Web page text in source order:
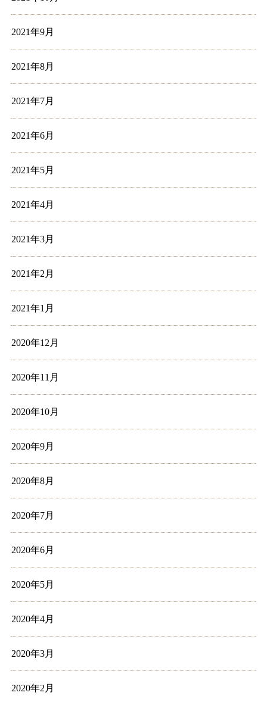
2021年9月
2021年8月
2021年7月
2021年6月
2021年5月
2021年4月
2021年3月
2021年2月
2021年1月
2020年12月
2020年11月
2020年10月
2020年9月
2020年8月
2020年7月
2020年6月
2020年5月
2020年4月
2020年3月
2020年2月